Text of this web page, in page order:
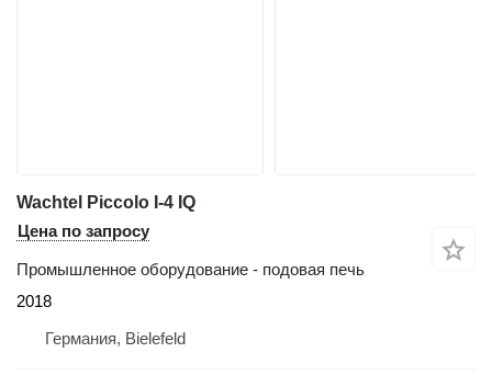
Wachtel Piccolo I-4 IQ
Цена по запросу
Промышленное оборудование - подовая печь
2018
Германия, Bielefeld